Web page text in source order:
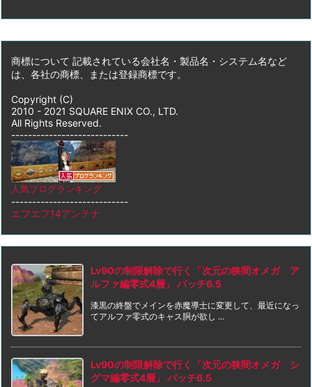
商標について 記載されている会社名・製品名・システム名など
は、各社の商標、または登録商標です。
Copyright (C)
2010 - 2021 SQUARE ENIX CO., LTD.
All Rights Reserved.
----------------------------
人気ブログランキング
----------------------------
エフエフ14アンテナ
Lv90の制限解除で行く「次元の狭間オメガ ア
ルファ編零式4層」 パッチ6.5
漆黒の終盤でメインを赤魔導士に変更して、最近になっ
てアルファ零式のキャス胴が欲し ...
Lv90の制限解除で行く「次元の狭間オメガ シ
グマ編零式4層」 パッチ6.5